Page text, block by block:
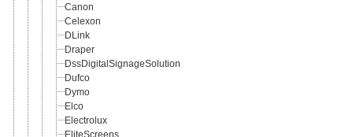
Canon
Celexon
DLink
Draper
DssDigitalSignageSolution
Dufco
Dymo
Elco
Electrolux
EliteScreens